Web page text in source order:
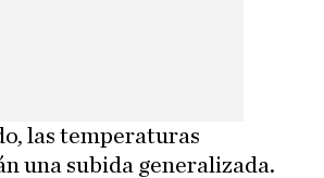
las temperaturas
una subida generalizada.